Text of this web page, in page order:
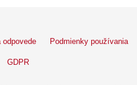
Podmienky používania
GDPR